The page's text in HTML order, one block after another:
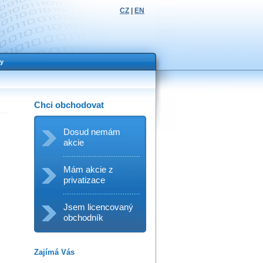
CZ EN
Chci obchodovat
Dosud nemám
akcie
Mám akcie z
privatizace
Jsem licencovaný
obchodník
Zajímá Vás